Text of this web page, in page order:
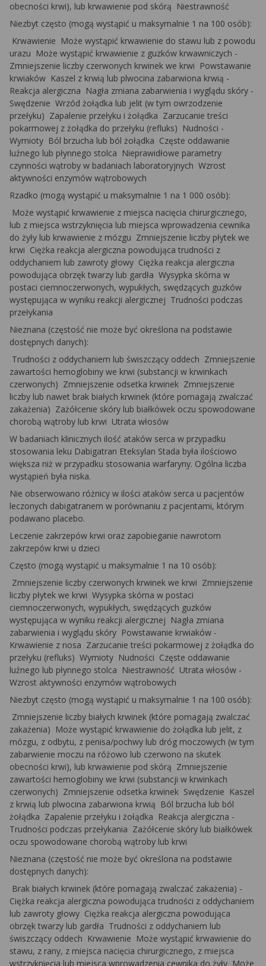
obecności krwi), lub krwawienie pod skórą ­ Niestrawność
Niezbyt często (mogą wystąpić u maksymalnie 1 na 100 osób):
­
Krwawienie ­ Może wystąpić krwawienie do stawu lub z powodu
urazu ­ Może wystąpić krwawienie z guzków krwawniczych ­
Zmniejszenie liczby czerwonych krwinek we krwi ­ Powstawanie
krwiaków ­ Kaszel z krwią lub plwocina zabarwiona krwią ­
Reakcja alergiczna ­ Nagła zmiana zabarwienia i wyglądu skóry ­
Swędzenie ­ Wrzód żołądka lub jelit (w tym owrzodzenie
przełyku) ­ Zapalenie przełyku i żołądka ­ Zarzucanie treści
pokarmowej z żołądka do przełyku (refluks) ­ Nudności ­
Wymioty ­ Ból brzucha lub ból żołądka ­ Częste oddawanie
luźnego lub płynnego stolca ­ Nieprawidłowe parametry
czynności wątroby w badaniach laboratoryjnych ­ Wzrost
aktywności enzymów wątrobowych
Rzadko (mogą wystąpić u maksymalnie 1 na 1 000 osób):
­ Może wystąpić krwawienie z miejsca nacięcia chirurgicznego,
lub z miejsca wstrzyknięcia lub miejsca wprowadzenia cewnika
do żyły lub krwawienie z mózgu ­ Zmniejszenie liczby płytek we
krwi ­ Ciężka reakcja alergiczna powodująca trudności z
oddychaniem lub zawroty głowy ­ Ciężka reakcja alergiczna
powodująca obrzęk twarzy lub gardła ­ Wysypka skórna w
postaci ciemnoczerwonych, wypukłych, swędzących guzków
występująca w wyniku reakcji alergicznej ­ Trudności podczas
przełykania
Nieznana (częstość nie może być określona na podstawie
dostępnych danych):
­ Trudności z oddychaniem lub świszczący oddech ­ Zmniejszenie
zawartości hemoglobiny we krwi (substancji w krwinkach
czerwonych) ­ Zmniejszenie odsetka krwinek ­ Zmniejszenie
liczby lub nawet brak białych krwinek (które pomagają zwalczać
zakażenia) ­ Zażółcenie skóry lub białkówek oczu spowodowane
chorobą wątroby lub krwi ­ Utrata włosów
W badaniach klinicznych ilość ataków serca w przypadku
stosowania leku Dabigatran Eteksylan Stada była ilościowo
większa niż w przypadku stosowania warfaryny. Ogólna liczba
wystąpień była niska.
Nie obserwowano różnicy w ilości ataków serca u pacjentów
leczonych dabigatranem w porównaniu z pacjentami, którym
podawano placebo.
Leczenie zakrzepów krwi oraz zapobieganie nawrotom
zakrzepów krwi u dzieci
Często (mogą wystąpić u maksymalnie 1 na 10 osób):
­
Zmniejszenie liczby czerwonych krwinek we krwi ­ Zmniejszenie
liczby płytek we krwi ­ Wysypka skórna w postaci
ciemnoczerwonych, wypukłych, swędzących guzków
występująca w wyniku reakcji alergicznej ­ Nagła zmiana
zabarwienia i wyglądu skóry ­ Powstawanie krwiaków ­
Krwawienie z nosa ­ Zarzucanie treści pokarmowej z żołądka do
przełyku (refluks) ­ Wymioty ­ Nudności ­ Częste oddawanie
luźnego lub płynnego stolca ­ Niestrawność ­ Utrata włosów ­
Wzrost aktywności enzymów wątrobowych
Niezbyt często (mogą wystąpić u maksymalnie 1 na 100 osób):
­
Zmniejszenie liczby białych krwinek (które pomagają zwalczać
zakażenia) ­ Może wystąpić krwawienie do żołądka lub jelit, z
mózgu, z odbytu, z penisa/pochwy lub dróg moczowych (w tym
zabarwienie moczu na różowo lub czerwono na skutek
obecności krwi), lub krwawienie pod skórą ­ Zmniejszenie
zawartości hemoglobiny we krwi (substancji w krwinkach
czerwonych) ­ Zmniejszenie odsetka krwinek ­ Swędzenie ­ Kaszel
z krwią lub plwocina zabarwiona krwią ­ Ból brzucha lub ból
żołądka ­ Zapalenie przełyku i żołądka ­ Reakcja alergiczna ­
Trudności podczas przełykania ­ Zażółcenie skóry lub białkówek
oczu spowodowane chorobą wątroby lub krwi
Nieznana (częstość nie może być określona na podstawie
dostępnych danych):
­ Brak białych krwinek (które pomagają zwalczać zakażenia) ­
Ciężka reakcja alergiczna powodująca trudności z oddychaniem
lub zawroty głowy ­ Ciężka reakcja alergiczna powodująca
obrzęk twarzy lub gardła ­ Trudności z oddychaniem lub
świszczący oddech ­ Krwawienie ­ Może wystąpić krwawienie do
stawu, z rany, z miejsca nacięcia chirurgicznego, z miejsca
wstrzyknięcia lub miejsca wprowadzenia cewnika do żyły ­ Może